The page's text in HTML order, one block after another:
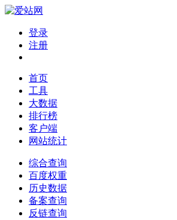
登录
注册
首页
工具
大数据
排行榜
客户端
网站统计
综合查询
百度权重
历史数据
备案查询
反链查询